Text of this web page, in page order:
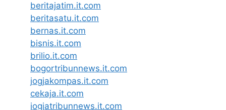
beritajatim.it.com
beritasatu.it.com
bernas.it.com
bisnis.it.com
brilio.it.com
bogortribunnews.it.com
jogjakompas.it.com
cekaja.it.com
jogjatribunnews.it.com